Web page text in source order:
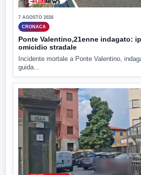
7 AGOSTO 2026
CRONACA
Ponte Valentino,21enne indagato:
omicidio stradale
Incidente mortale a Ponte Valentino,
guida...